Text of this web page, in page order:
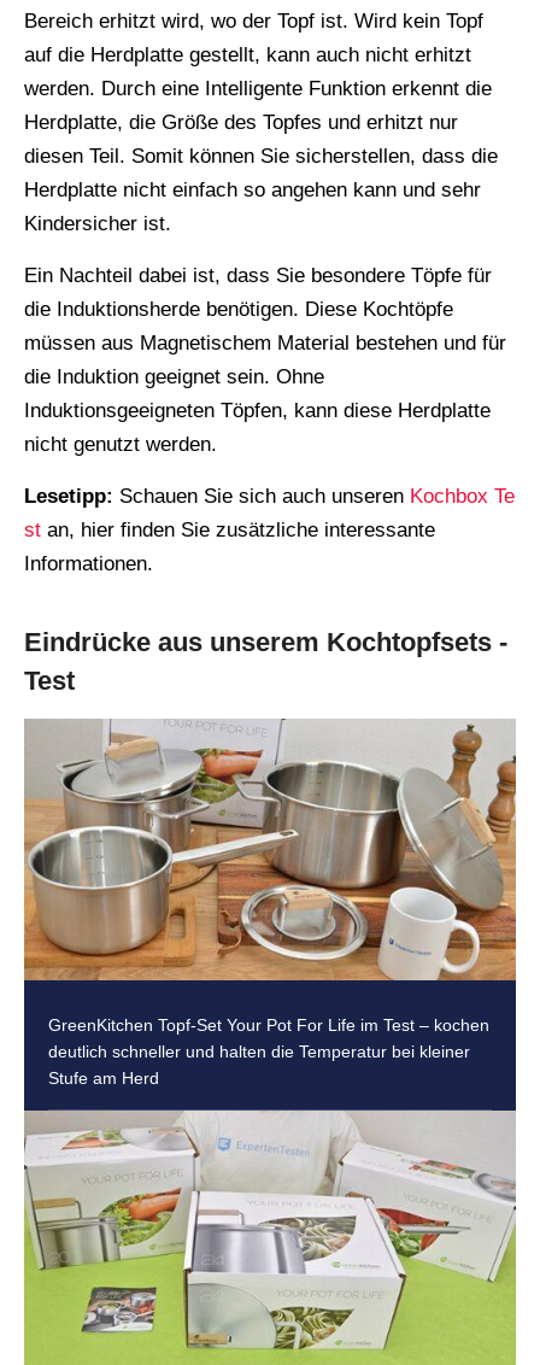
Bereich erhitzt wird, wo der Topf ist. Wird kein Topf
auf die Herdplatte gestellt, kann auch nicht erhitzt
werden. Durch eine Intelligente Funktion erkennt die
Herdplatte, die Größe des Topfes und erhitzt nur
diesen Teil. Somit können Sie sicherstellen, dass die
Herdplatte nicht einfach so angehen kann und sehr
Kindersicher ist.
Ein Nachteil dabei ist, dass Sie besondere Töpfe für
die Induktionsherde benötigen. Diese Kochtöpfe
müssen aus Magnetischem Material bestehen und für
die Induktion geeignet sein. Ohne
Induktionsgeeigneten Töpfen, kann diese Herdplatte
nicht genutzt werden.
Lesetipp: Schauen Sie sich auch unseren Kochbox Te
st an, hier finden Sie zusätzliche interessante
Informationen.
Eindrücke aus unserem Kochtopfsets -
Test
GreenKitchen Topf-Set Your Pot For Life im Test – kochen
deutlich schneller und halten die Temperatur bei kleiner
Stufe am Herd